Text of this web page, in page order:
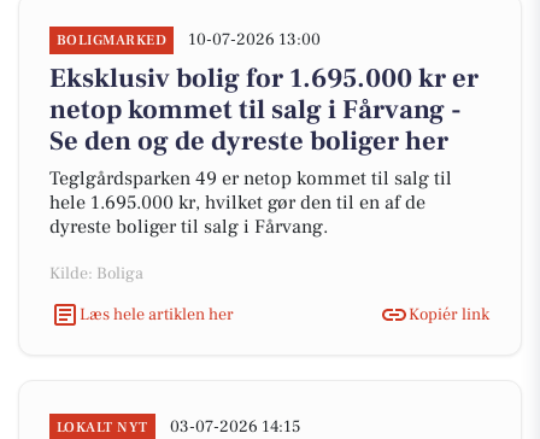
BOLIGMARKED 10-07-2026 13:00
Eksklusiv bolig for 1.695.000 kr er
netop kommet til salg i Fårvang -
Se den og de dyreste boliger her
Teglgårdsparken 49 er netop kommet til salg til
hele 1.695.000 kr, hvilket gør den til en af de
dyreste boliger til salg i Fårvang.
Kilde: Boliga
Læs hele artiklen her
Kopiér link
LOKALT NYT 03-07-2026 14:15